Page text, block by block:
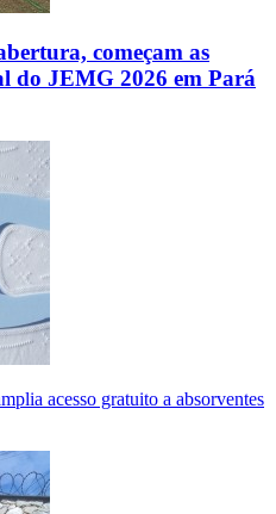
começam as
do JEMG 2026 em Pará
acesso gratuito a absorventes